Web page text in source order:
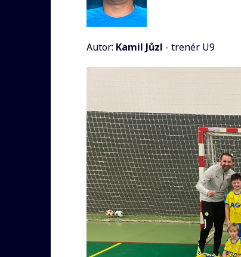
Autor: Kamil Jůzl - trenér U9